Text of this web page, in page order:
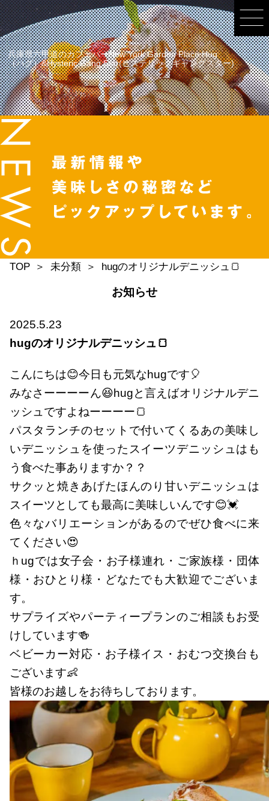
兵庫県六甲道のカフェバーNew York Garden Place Hug
（ハグ）&Hysteric Gang Star(ヒステリックギャングスター)
TOP 未分類 hugのオリジナルデニッシュ🍞
お知らせ
2025.5.23
hugのオリジナルデニッシュ🍞
こんにちは😊今日も元気なhugです🎈
みなさーーーーん😆hugと言えばオリジナルデニ
ッシュですよねーーーー🍞
パスタランチのセットで付いてくるあの美味し
いデニッシュを使ったスイーツデニッシュはも
う食べた事ありますか？？
サクッと焼きあげたほんのり甘いデニッシュは
スイーツとしても最高に美味しいんです😊💓
色々なバリエーションがあるのでぜひ食べに来
てください😍
ｈugでは女子会・お子様連れ・ご家族様・団体
様・おひとり様・どなたでも大歓迎でございま
す。
サプライズやパーティープランのご相談もお受
けしています🍻
ベビーカー対応・お子様イス・おむつ交換台も
ございます👶
皆様のお越しをお待ちしております。